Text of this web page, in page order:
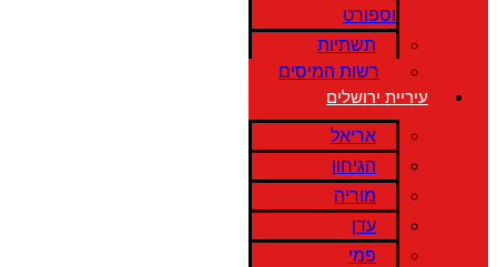
וספורט
תשתיות
רשות המיסים
עיריית ירושלים
אריאל
הגיחון
מוריה
עדן
פמי